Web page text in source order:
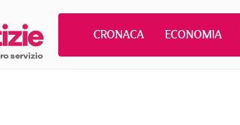
CRONACA ECONOMIA